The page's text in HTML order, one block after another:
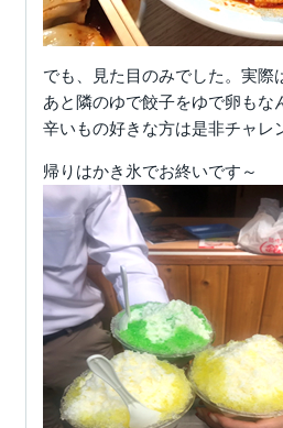
でも、見た目のみでした。実際
あと隣のゆで餃子をゆで卵もな
辛いもの好きな方は是非チャレ
帰りはかき氷でお終いです～